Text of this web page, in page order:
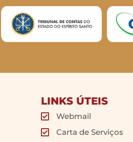
LINKS ÚTEIS
Webmail
Carta de Serviços